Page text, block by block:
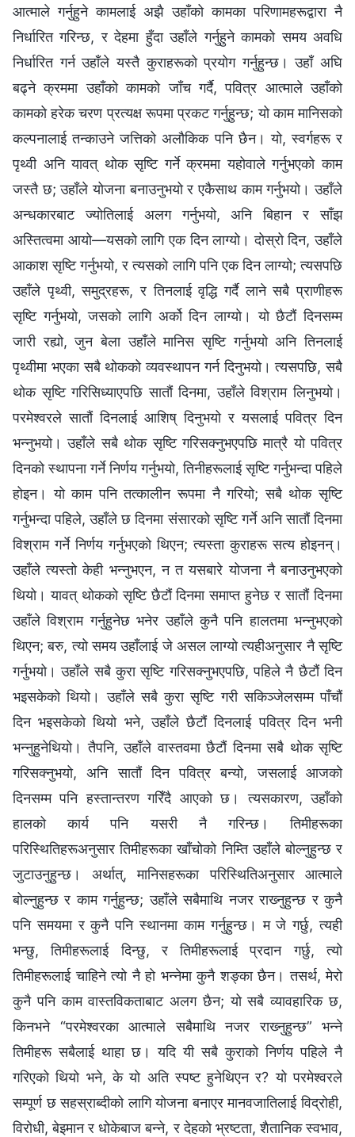
आत्‍माले गर्नुहुने कामलाई अझै उहाँको कामका परिणामहरूद्वारा नै
निर्धारित गरिन्छ, र देहमा हुँदा उहाँले गर्नुहुने कामको समय अवधि
निर्धारित गर्न उहाँले यस्तै कुराहरूको प्रयोग गर्नुहुन्छ। उहाँ अघि
बढ्ने क्रममा उहाँको कामको जाँच गर्दै, पवित्र आत्माले उहाँको
कामको हरेक चरण प्रत्यक्ष रूपमा प्रकट गर्नुहुन्छ; यो काम मानिसको
कल्‍पनालाई तन्‍काउने जत्तिको अलौकिक पनि छैन। यो, स्वर्गहरू र
पृथ्वी अनि यावत् थोक सृष्टि गर्ने क्रममा यहोवाले गर्नुभएको काम
जस्तै छ; उहाँले योजना बनाउनुभयो र एकैसाथ काम गर्नुभयो। उहाँले
अन्धकारबाट ज्योतिलाई अलग गर्नुभयो, अनि बिहान र साँझ
अस्तित्वमा आयो—यसको लागि एक दिन लाग्यो। दोस्रो दिन, उहाँले
आकाश सृष्टि गर्नुभयो, र त्यसको लागि पनि एक दिन लाग्यो; त्यसपछि
उहाँले पृथ्वी, समुद्रहरू, र तिनलाई वृद्धि गर्दै लाने सबै प्राणीहरू
सृष्टि गर्नुभयो, जसको लागि अर्को दिन लाग्यो। यो छैटौं दिनसम्‍म
जारी रह्यो, जुन बेला उहाँले मानिस सृष्टि गर्नुभयो अनि तिनलाई
पृथ्वीमा भएका सबै थोकको व्यवस्थापन गर्न दिनुभयो। त्यसपछि, सबै
थोक सृष्टि गरिसिध्याएपछि सातौं दिनमा, उहाँले विश्राम लिनुभयो।
परमेश्‍वरले सातौं दिनलाई आशिष्‌ दिनुभयो र यसलाई पवित्र दिन
भन्‍नुभयो। उहाँले सबै थोक सृष्टि गरिसक्‍नुभएपछि मात्रै यो पवित्र
दिनको स्थापना गर्ने निर्णय गर्नुभयो, तिनीहरूलाई सृष्टि गर्नुभन्दा पहिले
होइन। यो काम पनि तत्कालीन रूपमा नै गरियो; सबै थोक सृष्टि
गर्नुभन्दा पहिले, उहाँले छ दिनमा संसारको सृष्टि गर्ने अनि सातौं दिनमा
विश्राम गर्ने निर्णय गर्नुभएको थिएन; त्यस्ता कुराहरू सत्य होइनन्।
उहाँले त्यस्तो केही भन्‍नुभएन, न त यसबारे योजना नै बनाउनुभएको
थियो। यावत् थोकको सृष्टि छैटौं दिनमा समाप्त हुनेछ र सातौं दिनमा
उहाँले विश्राम गर्नुहुनेछ भनेर उहाँले कुनै पनि हालतमा भन्‍नुभएको
थिएन; बरु, त्यो समय उहाँलाई जे असल लाग्यो त्यहीअनुसार नै सृष्टि
गर्नुभयो। उहाँले सबै कुरा सृष्टि गरिसक्‍नुभएपछि, पहिले नै छैटौं दिन
भइसकेको थियो। उहाँले सबै कुरा सृष्टि गरी सकिञ्‍जेलसम्‍म पाँचौं
दिन भइसकेको थियो भने, उहाँले छैटौं दिनलाई पवित्र दिन भनी
भन्‍नुहुनेथियो। तैपनि, उहाँले वास्तवमा छैटौं दिनमा सबै थोक सृष्टि
गरिसक्‍नुभयो, अनि सातौं दिन पवित्र बन्यो, जसलाई आजको
दिनसम्‍म पनि हस्तान्तरण गरिँदै आएको छ। त्यसकारण, उहाँको
हालको कार्य पनि यसरी नै गरिन्छ। तिमीहरूका
परिस्थितिहरूअनुसार तिमीहरूका खाँचोको निम्ति उहाँले बोल्‍नुहुन्छ र
जुटाउनुहुन्छ। अर्थात्, मानिसहरूका परिस्‍थितिअनुसार आत्माले
बोल्‍नुहुन्छ र काम गर्नुहुन्छ; उहाँले सबैमाथि नजर राख्‍नुहुन्छ र कुनै
पनि समयमा र कुनै पनि स्थानमा काम गर्नुहुन्छ। म जे गर्छु, त्यही
भन्छु, तिमीहरूलाई दिन्छु, र तिमीहरूलाई प्रदान गर्छु, त्यो
तिमीहरूलाई चाहिने त्यो नै हो भन्‍नेमा कुनै शङ्का छैन। तसर्थ, मेरो
कुनै पनि काम वास्तविकताबाट अलग छैन; यो सबै व्यावहारिक छ,
किनभने “परमेश्‍वरका आत्माले सबैमाथि नजर राख्‍नुहुन्छ” भन्‍ने
तिमीहरू सबैलाई थाहा छ। यदि यी सबै कुराको निर्णय पहिले नै
गरिएको थियो भने, के यो अति स्पष्ट हुनेथिएन र? यो परमेश्‍वरले
सम्पूर्ण छ सहस्राब्दीको लागि योजना बनाएर मानवजातिलाई विद्रोही,
विरोधी, बेइमान र धोकेबाज बन्‍ने, र देहको भ्रष्टता, शैतानिक स्वभाव,